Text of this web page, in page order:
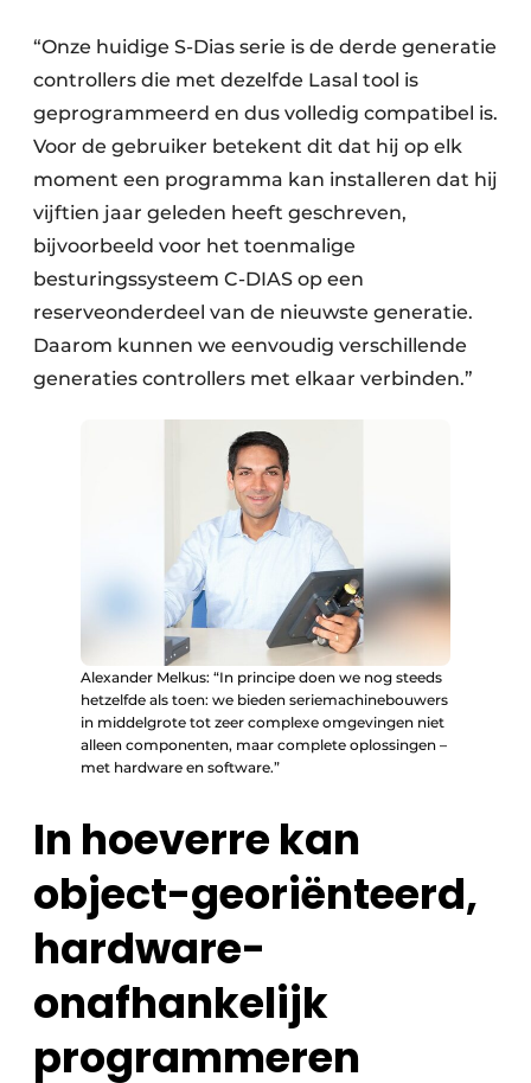
“Onze huidige S-Dias serie is de derde generatie
controllers die met dezelfde Lasal tool is
geprogrammeerd en dus volledig compatibel is.
Voor de gebruiker betekent dit dat hij op elk
moment een programma kan installeren dat hij
vijftien jaar geleden heeft geschreven,
bijvoorbeeld voor het toenmalige
besturingssysteem C-DIAS op een
reserveonderdeel van de nieuwste generatie.
Daarom kunnen we eenvoudig verschillende
generaties controllers met elkaar verbinden.”
Alexander Melkus: “In principe doen we nog steeds
hetzelfde als toen: we bieden seriemachinebouwers
in middelgrote tot zeer complexe omgevingen niet
alleen componenten, maar complete oplossingen –
met hardware en software.”
In hoeverre kan
object-georiënteerd,
hardware-
onafhankelijk
programmeren